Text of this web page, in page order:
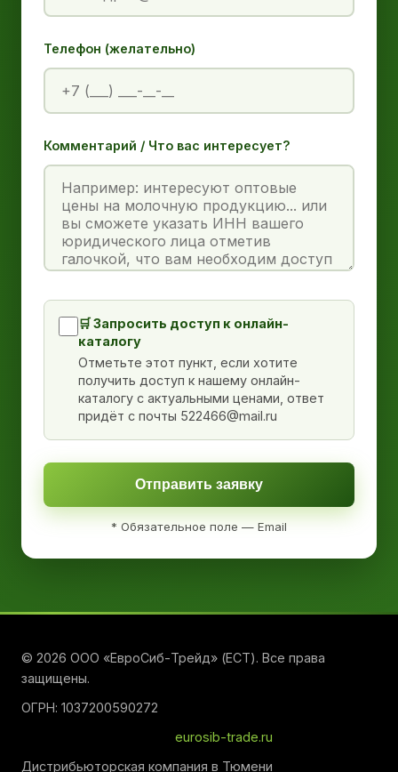
Телефон (желательно)
Комментарий / Что вас интересует?
🛒 Запросить доступ к онлайн-
каталогу
Отметьте этот пункт, если хотите
получить доступ к нашему онлайн-
каталогу с актуальными ценами, ответ
придёт с почты 522466@mail.ru
Отправить заявку
* Обязательное поле — Email
© 2026 ООО «ЕвроСиб-Трейд» (ЕСТ). Все права
защищены.
ОГРН: 1037200590272
eurosib-trade.ru
Дистрибьюторская компания в Тюмени